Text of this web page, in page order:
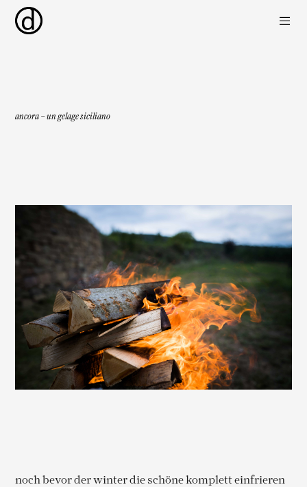
ancora – un gelage siciliano
noch bevor der winter die schöne komplett einfrieren